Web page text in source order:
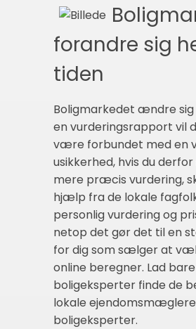
forandre sig
tiden
Boligmarkedet ændre sig
en vurderingsrapport vil
være forbundet med en
usikkerhed, hvis du
mere præcis vurdering,
hjælp fra de lokale
personlig vurdering og
netop det gør det til en
for dig som sælger at
online beregner. Lad
boligeksperter finde de
lokale
boligeksperter.